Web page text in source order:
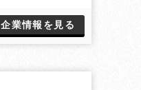
企業情報を見る